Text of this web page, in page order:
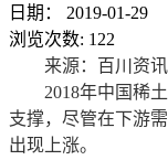
日期：
2019-01-29
浏览次数: 122
来源：百川资讯
2018年中国稀土
支撑，尽管在下游
出现上涨。